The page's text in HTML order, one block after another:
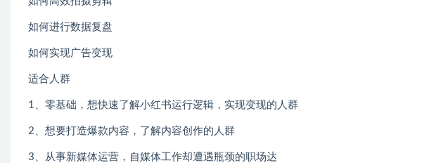
如何进行数据复盘
如何实现广告变现
适合人群
1、零基础，想快速了解小红书运行逻辑，实现变现的人群
2、想要打造爆款内容，了解内容创作的人群
3、从事新媒体运营，自媒体工作却遭遇瓶颈的职场达